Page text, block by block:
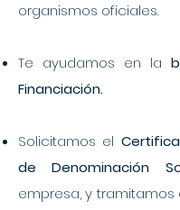
organismos oficiales.
Te ayudamos en la
Financiación.
Solicitamos el
de Denominación
empresa, y tramitamos